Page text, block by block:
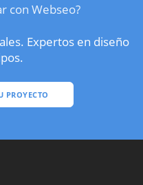
con Webseo?
Expertos en diseño
PROYECTO